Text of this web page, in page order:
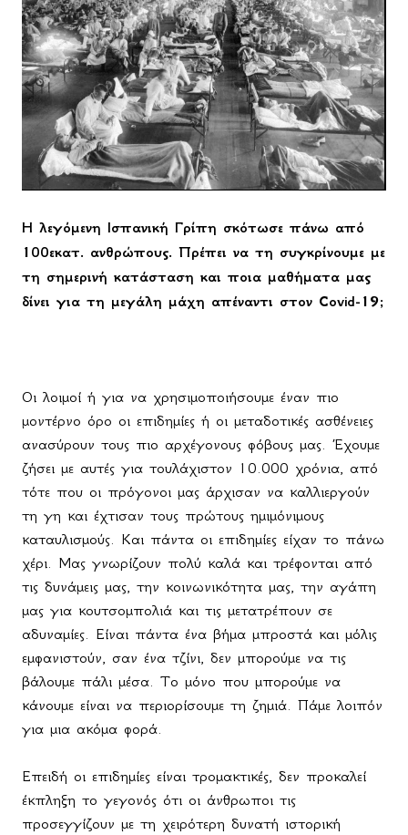
Η λεγόμενη Ισπανική Γρίπη σκότωσε πάνω από
100εκατ. ανθρώπους. Πρέπει να τη συγκρίνουμε με
τη σημερινή κατάσταση και ποια μαθήματα μας
δίνει για τη μεγάλη μάχη απέναντι στον Covid-19;
Οι λοιμοί ή για να χρησιμοποιήσουμε έναν πιο
μοντέρνο όρο οι επιδημίες ή οι μεταδοτικές ασθένειες
ανασύρουν τους πιο αρχέγονους φόβους μας. Έχουμε
ζήσει με αυτές για τουλάχιστον 10.000 χρόνια, από
τότε που οι πρόγονοι μας άρχισαν να καλλιεργούν
τη γη και έχτισαν τους πρώτους ημιμόνιμους
καταυλισμούς. Και πάντα οι επιδημίες είχαν το πάνω
χέρι. Μας γνωρίζουν πολύ καλά και τρέφονται από
τις δυνάμεις μας, την κοινωνικότητα μας, την αγάπη
μας για κουτσομπολιά και τις μετατρέπουν σε
αδυναμίες. Είναι πάντα ένα βήμα μπροστά και μόλις
εμφανιστούν, σαν ένα τζίνι, δεν μπορούμε να τις
βάλουμε πάλι μέσα. Το μόνο που μπορούμε να
κάνουμε είναι να περιορίσουμε τη ζημιά. Πάμε λοιπόν
για μια ακόμα φορά.
Επειδή οι επιδημίες είναι τρομακτικές, δεν προκαλεί
έκπληξη το γεγονός ότι οι άνθρωποι τις
προσεγγίζουν με τη χειρότερη δυνατή ιστορική